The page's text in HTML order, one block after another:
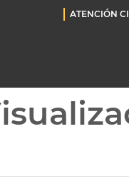
ATENCIÓN